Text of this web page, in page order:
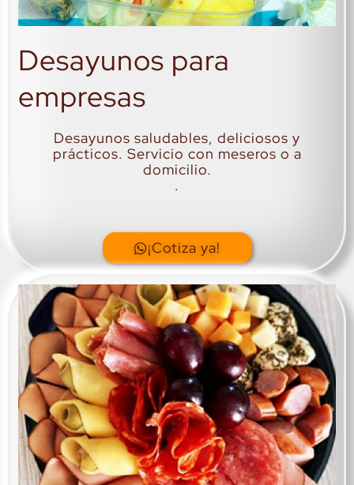
Desayunos para
empresas
Desayunos saludables, deliciosos y
prácticos. Servicio con meseros o a
domicilio.
.
¡Cotiza ya!